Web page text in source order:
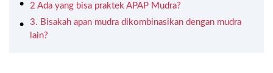
2 Ada yang bisa praktek APAP Mudra?
3. Bisakah apan mudra dikombinasikan dengan mudra
lain?